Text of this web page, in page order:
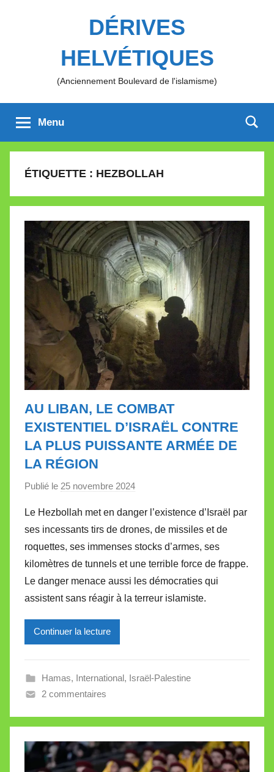
DÉRIVES
HELVÉTIQUES
(Anciennement Boulevard de l'islamisme)
Menu
ÉTIQUETTE : HEZBOLLAH
AU LIBAN, LE COMBAT
EXISTENTIEL D’ISRAËL CONTRE
LA PLUS PUISSANTE ARMÉE DE
LA RÉGION
Publié le 25 novembre 2024
r
M
i
r
e
i
a
e
t
t
Le Hezbollah met en danger l’existence d’Israël par
ses incessants tirs de drones, de missiles et de
roquettes, ses immenses stocks d’armes, ses
kilomètres de tunnels et une terrible force de frappe.
Le danger menace aussi les démocraties qui
assistent sans réagir à la terreur islamiste.
Continuer la lecture
Hamas, International, Israël-Palestine
2 commentaires